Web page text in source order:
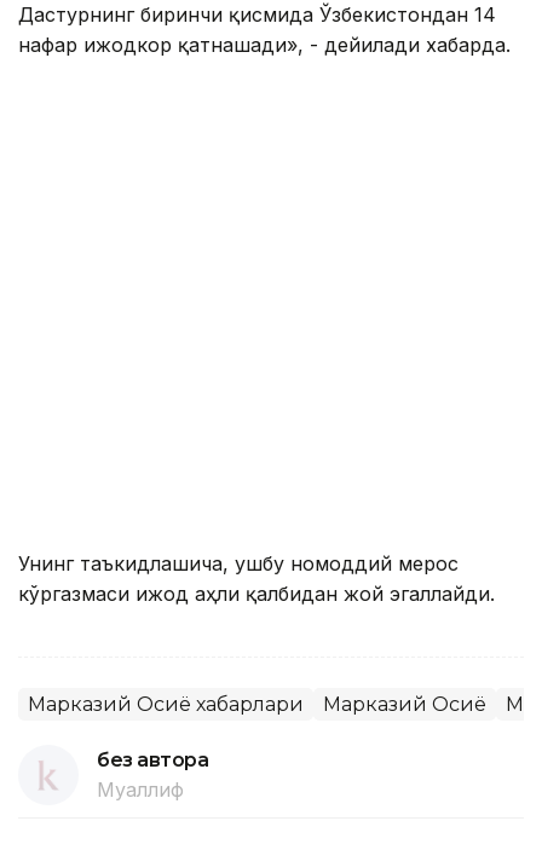
Дастурнинг биринчи қисмида Ўзбекистондан 14
нафар ижодкор қатнашади», - дейилади хабарда.
Унинг таъкидлашича, ушбу номоддий мерос
кўргазмаси ижод аҳли қалбидан жой эгаллайди.
Марказий Осиё хабарлари Марказий Осиё
без автора
Муаллиф